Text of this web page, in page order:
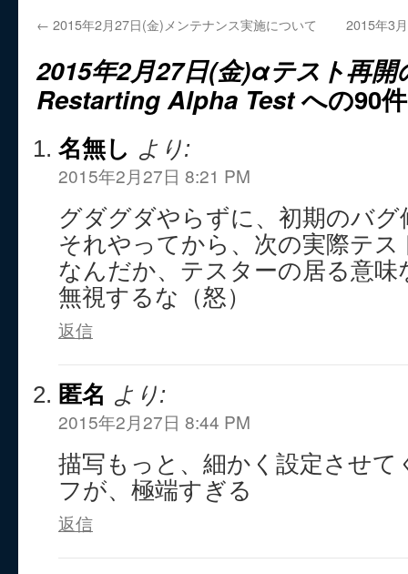
← 2015年2月27日(金)メンテナンス実施について 2015年3
2015年2月27日(金)αテスト再開
Restarting Alpha Testへの90
名無し より:
2015年2月27日 8:21 PM
グダグダやらずに、初期のバ
それやってから、次の実際テ
なんだか、テスターの居る意味
無視するな（怒）
返信
匿名 より:
2015年2月27日 8:44 PM
描写もっと、細かく設定させて
フが、極端すぎる
返信